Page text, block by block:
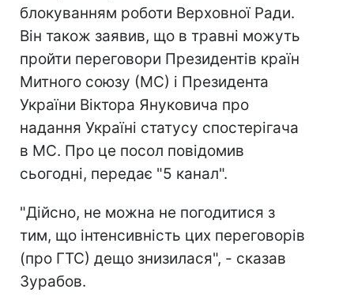
блокуванням роботи Верховної Ради.
Він також заявив, що в травні можуть
пройти переговори Президентів країн
Митного союзу (МС) і Президента
України Віктора Януковича про
надання Україні статусу спостерігача
в МС. Про це посол повідомив
сьогодні, передає "5 канал".
"Дійсно, не можна не погодитися з
тим, що інтенсивність цих переговорів
(про ГТС) дещо знизилася", - сказав
Зурабов.